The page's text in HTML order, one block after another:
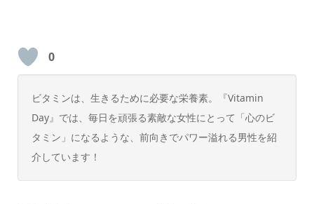
0
ビタミンは、生きるために必要な栄養素。『Vitamin
Day』では、毎日を頑張る素敵な女性にとって「心のビ
タミン」になるような、前向きでパワー溢れる男性を紹
介しています！